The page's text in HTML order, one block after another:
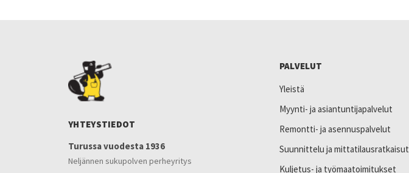
YHTEYSTIEDOT
Turussa vuodesta 1936
Neljännen sukupolven perheyritys
PALVELUT
Yleistä
Myynti- ja asiantuntijapalvelut
Remontti- ja asennuspalvelut
Suunnittelu ja mittatilausratkaisut
Kuljetus- ja työmaatoimitukset